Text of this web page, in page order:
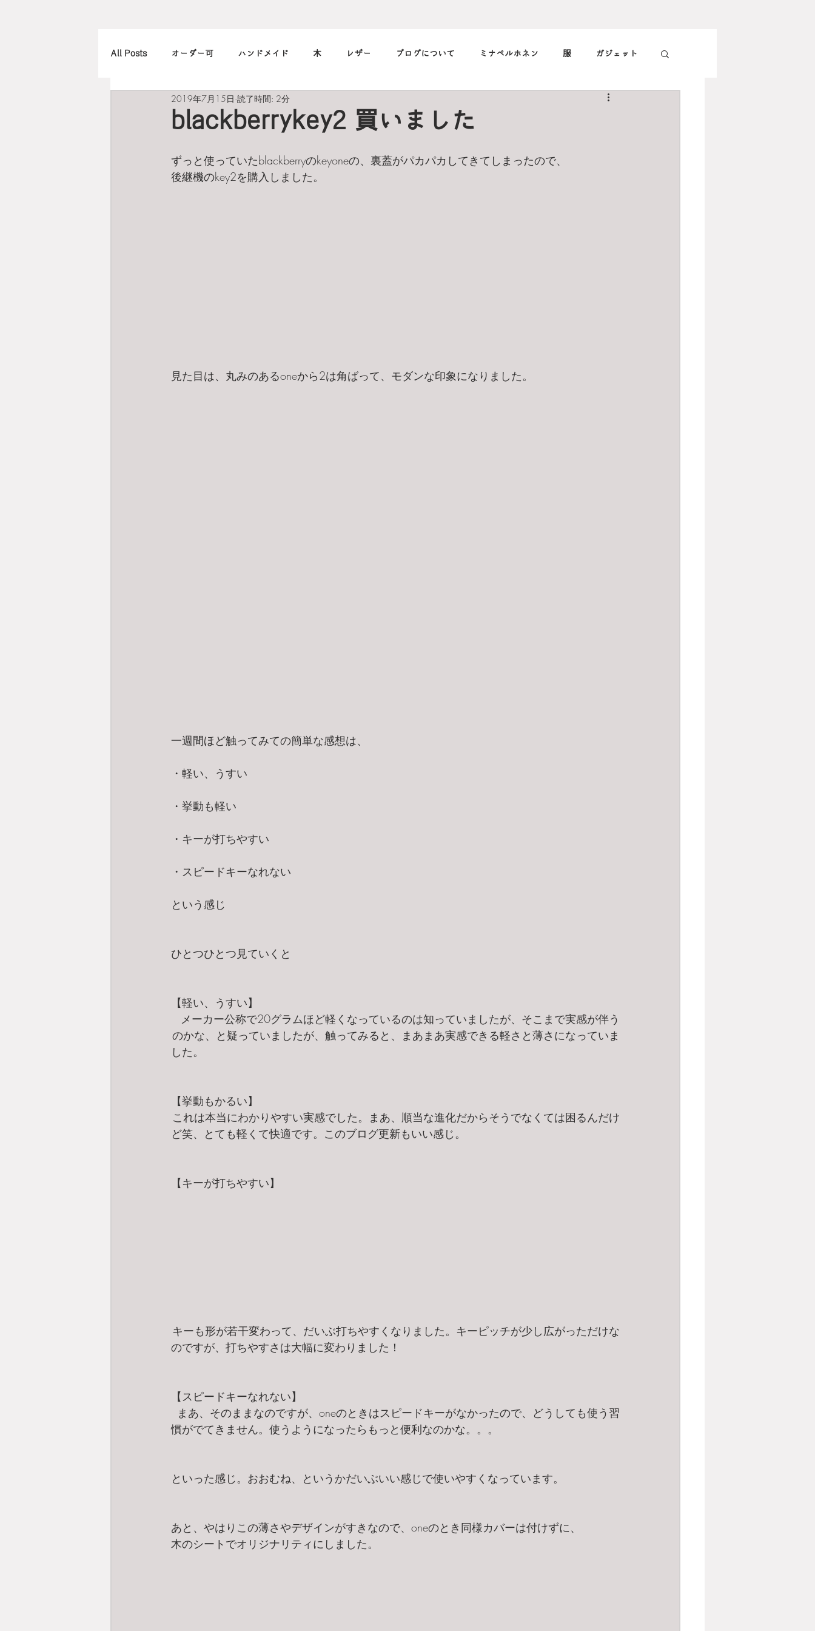
All Posts オーダー可 ハンドメイド 木 レザー ブログについて ミナペルホネン 服 ガジェット
カメラ 本 筆記用具
blackberrykey2 買いました
2019年7月15日 読了時間: 2分
ずっと使っていたblackberryのkeyoneの、裏蓋がパカパカしてきてしまったので、
後継機のkey2を購入しました。
見た目は、丸みのあるoneから2は角ばって、モダンな印象になりました。
一週間ほど触ってみての簡単な感想は、
・軽い、うすい
・挙動も軽い
・キーが打ちやすい
・スピードキーなれない
という感じ
ひとつひとつ見ていくと
【軽い、うすい】
メーカー公称で20グラムほど軽くなっているのは知っていましたが、そこまで実感が伴う
のかな、と疑っていましたが、触ってみると、まあまあ実感できる軽さと薄さになっていま
した。
【挙動もかるい】
これは本当にわかりやすい実感でした。まあ、順当な進化だからそうでなくては困るんだけ
ど笑、とても軽くて快適です。このブログ更新もいい感じ。
【キーが打ちやすい】
キーも形が若干変わって、だいぶ打ちやすくなりました。キーピッチが少し広がっただけな
のですが、打ちやすさは大幅に変わりました！
【スピードキーなれない】
まあ、そのままなのですが、oneのときはスピードキーがなかったので、どうしても使う習
慣がでてきません。使うようになったらもっと便利なのかな。。。
といった感じ。おおむね、というかだいぶいい感じで使いやすくなっています。
あと、やはりこの薄さやデザインがすきなので、oneのとき同様カバーは付けずに、
木のシートでオリジナリティにしました。